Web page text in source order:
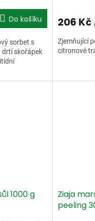
Do košíku
sorbet s
drtí skořápek
206 Kč
Zjemňující
citronové
1000 g
Ziaja
peeling